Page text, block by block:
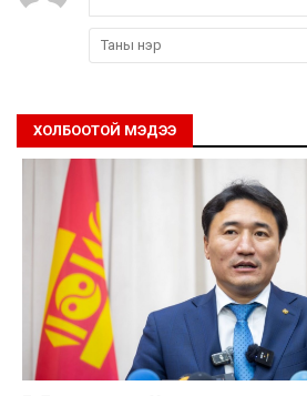
ХОЛБООТОЙ МЭДЭЭ